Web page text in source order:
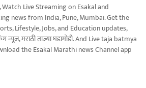
, Watch Live Streaming on Esakal and
news from India, Pune, Mumbai. Get the
Lifestyle, Jobs, and Education updates,
न्यूज, मराठी ताज्या घडामोडी. And Live taja batmya
the Esakal Marathi news Channel app